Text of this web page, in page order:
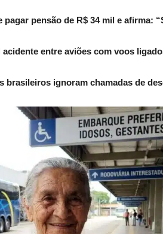
pensão de R$ 34 mil e afirma:
entre aviões com voos
brasileiros ignoram chamadas de